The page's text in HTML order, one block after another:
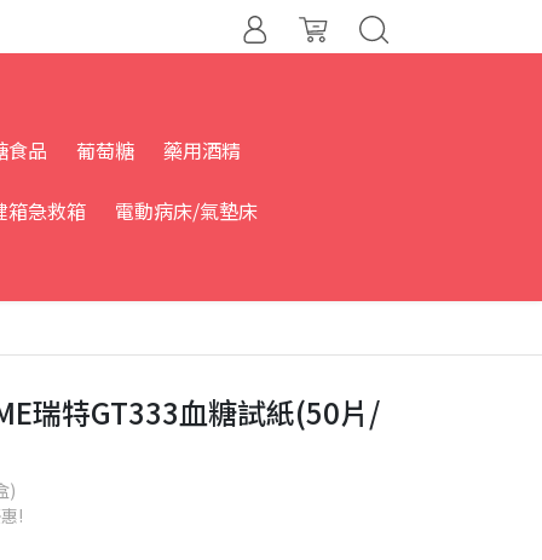
食品 葡萄糖 藥用酒精
箱急救箱 電動病床/氣墊床
瑞特GT333血糖試紙(50片/
)
!